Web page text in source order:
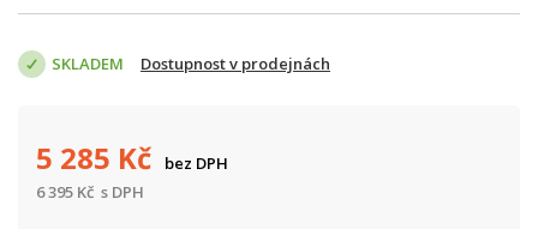
SKLADEM Dostupnost v prodejnách
5 285 Kč
bez DPH
6 395 Kč s DPH